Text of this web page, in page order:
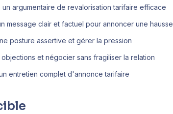
un argumentaire de revalorisation tarifaire efficace
message clair et factuel pour annoncer une hausse
posture assertive et gérer la pression
objections et négocier sans fragiliser la relation
entretien complet d'annonce tarifaire